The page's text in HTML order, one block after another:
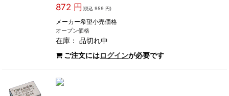
872 円 (税込 959 円)
メーカー希望小売価格
オープン価格
在庫：品切れ中
ご注文にはログインが必要です